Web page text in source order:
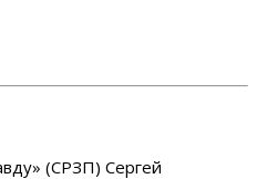
(СРЗП) Сергей